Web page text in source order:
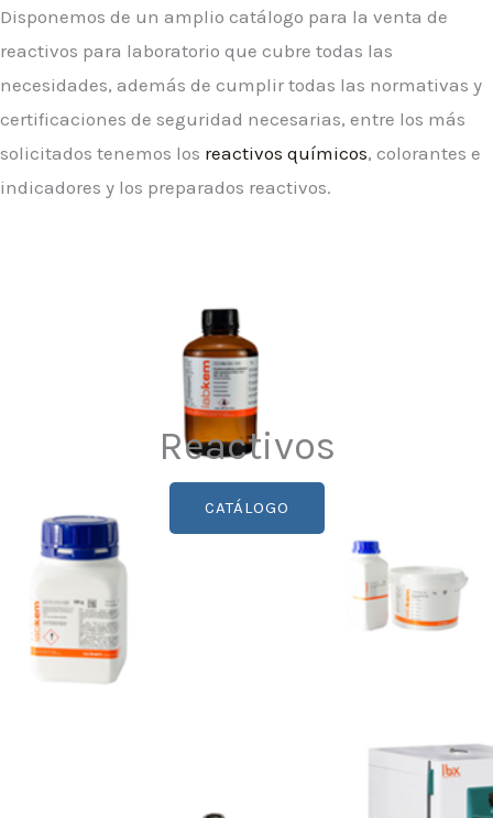
Disponemos de un amplio catálogo para la venta de
reactivos para laboratorio que cubre todas las
necesidades, además de cumplir todas las normativas y
certificaciones de seguridad necesarias, entre los más
solicitados tenemos los reactivos químicos, colorantes e
indicadores y los preparados reactivos.
Reactivos
CATÁLOGO